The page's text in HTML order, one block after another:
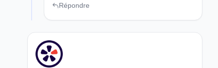
Répondre